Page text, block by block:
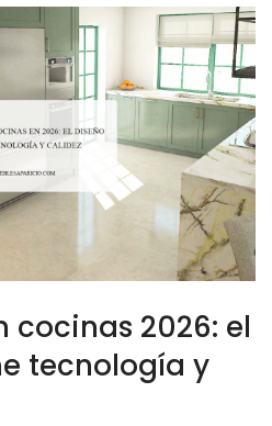
cocinas 2026: el
tecnología y